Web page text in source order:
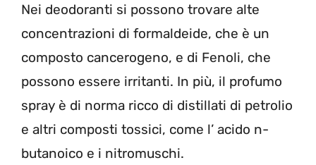
Nei deodoranti si possono trovare alte
concentrazioni di formaldeide, che è un
composto cancerogeno, e di Fenoli, che
possono essere irritanti. In più, il profumo
spray è di norma ricco di distillati di petrolio
e altri composti tossici, come l’ acido n-
butanoico e i nitromuschi.